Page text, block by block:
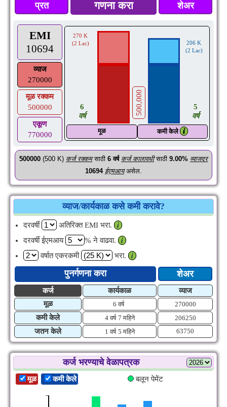
प्रत शेअर
EMI
10694
व्याज
270000
मूळ रक्कम
500000
एकूण
770000
270 K
(2 Lac)
6
वर्ष
500,000
206 K
(2 Lac)
5
वर्ष
मूळ कमी केले 𝒊
500000 (500 K) कर्ज रक्कमसाठी 6 वर्ष कर्ज कालावधीसाठी 9.00% व्याजदर
10694 ईएमआयअसेल.
व्याज/कार्यकाळ कसे कमी करावे?
दरवर्षी अतिरिक्त EMI भरा.
𝒊
दरवर्षी ईएमआय
% ने वाढवा.
𝒊
वर्षात एकरकमी
भरा. 𝒊
पुनर्गणना करा शेअर
कर्ज कार्यकाळ
व्याज
मूळ
6 वर्ष 270000
कमी केले 4 वर्ष 7 महिने 206250
जतन केले 1 वर्ष 5 महिने 63750
कर्ज भरण्याचे वेळापत्रक
मूळ कमी केले बलून पेमेंट
-